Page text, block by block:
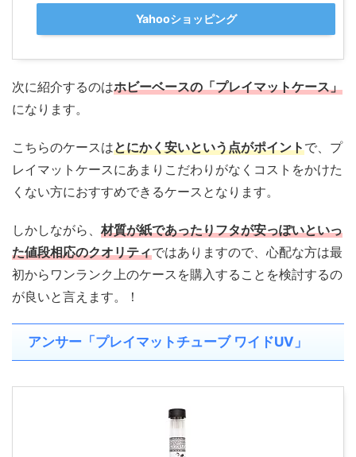
Yahooショッピング
次に紹介するのはホビーベースの「プレイマットケース」
になります。
こちらのケースはとにかく安いという点がポイントで、プ
レイマットケースにあまりこだわりがなくコストをかけた
くない方におすすめできるケースとなります。
しかしながら、 材質が紙であったりフタが安っぽいといっ
た値段相応のクオリティではありますので、心配な方は最
初からワンランク上のケースを購入することを検討するの
が良いと言えます。！
アンサー「プレイマットチューブ ワイドUV」